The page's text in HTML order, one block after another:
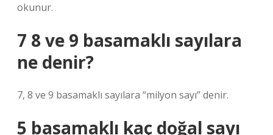
okunur.
7 8 ve 9 basamaklı sayılara
ne denir?
7, 8 ve 9 basamaklı sayılara “milyon sayı” denir.
5 basamaklı kaç doğal sayı